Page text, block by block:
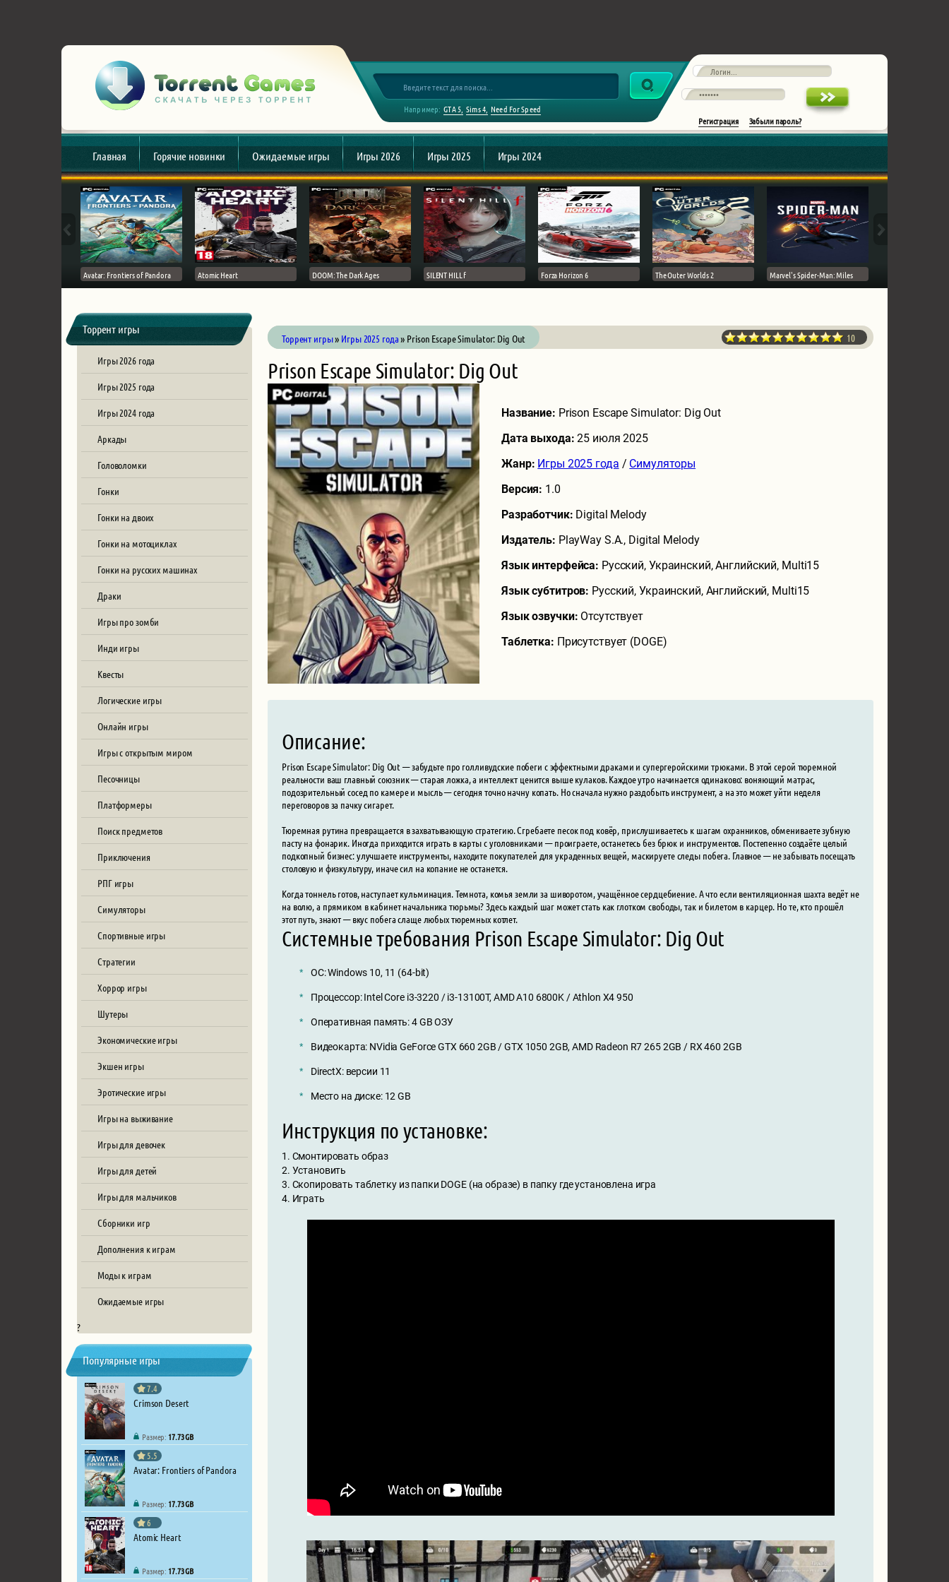
Например: GTA 5 Sims 4 Need For Speed
Регистрация
Забыли пароль?
Главная Горячие новинки Ожидаемые игры Игры 2026 Игры 2025 Игры 2024
Avatar: Frontiers of Pandora Atomic Heart DOOM: The Dark Ages SILENT HILL f Forza Horizon 6 The Outer Worlds 2 Marvel's Spider-Man: Miles
Торрент игры
Игры 2026 года
Игры 2025 года
Игры 2024 года
Аркады
Головоломки
Гонки
Гонки на двоих
Гонки на мотоциклах
Гонки на русских машинах
Драки
Игры про зомби
Инди игры
Квесты
Логические игры
Онлайн игры
Игры с открытым миром
Песочницы
Платформеры
Поиск предметов
Приключения
РПГ игры
Симуляторы
Спортивные игры
Стратегии
Хоррор игры
Шутеры
Экономические игры
Экшен игры
Эротические игры
Игры на выживание
Игры для девочек
Игры для детей
Игры для мальчиков
Сборники игр
Дополнения к играм
Моды к играм
Ожидаемые игры
?
Популярные игры
7.4
Crimson Desert
Размер: 17.73 GB
5.5
Avatar: Frontiers of Pandora
Размер: 17.73 GB
6
Atomic Heart
Размер: 17.73 GB
Торрент игры» Игры 2025 года» Prison Escape Simulator: Dig Out 10
Prison Escape Simulator: Dig Out
Название: Prison Escape Simulator: Dig Out
Дата выхода:25 июля 2025
Жанр: Игры 2025 года / Симуляторы
Версия: 1.0
Разработчик: Digital Melody
Издатель: PlayWay S.A., Digital Melody
Язык интерфейса: Русский, Украинский, Английский, Multi15
Язык субтитров: Русский, Украинский, Английский, Multi15
Язык озвучки: Отсутствует
Таблетка: Присутствует (DOGE)
Описание:
Prison Escape Simulator: Dig Out — забудьте про голливудские побеги с эффектными драками и супергеройскими трюками. В этой серой тюремной
реальности ваш главный союзник — старая ложка, а интеллект ценится выше кулаков. Каждое утро начинается одинаково: воняющий матрас,
подозрительный сосед по камере и мысль — сегодня точно начну копать. Но сначала нужно раздобыть инструмент, а на это может уйти неделя
переговоров за пачку сигарет.
Тюремная рутина превращается в захватывающую стратегию. Сгребаете песок под ковёр, прислушиваетесь к шагам охранников, обмениваете зубную
пасту на фонарик. Иногда приходится играть в карты с уголовниками — проиграете, останетесь без брюк и инструментов. Постепенно создаёте целый
подкопный бизнес: улучшаете инструменты, находите покупателей для украденных вещей, маскируете следы побега. Главное — не забывать посещать
столовую и физкультуру, иначе сил на копание не останется.
Когда тоннель готов, наступает кульминация. Темнота, комья земли за шиворотом, учащённое сердцебиение. А что если вентиляционная шахта ведёт не
на волю, а прямиком в кабинет начальника тюрьмы? Здесь каждый шаг может стать как глотком свободы, так и билетом в карцер. Но те, кто прошёл
этот путь, знают — вкус побега слаще любых тюремных котлет.
Системные требования Prison Escape Simulator: Dig Out
ОС: Windows 10, 11 (64-bit)
Процессор: Intel Core i3-3220 / i3-13100T, AMD A10 6800K / Athlon X4 950
Оперативная память: 4 GB ОЗУ
Видеокарта: NVidia GeForce GTX 660 2GB / GTX 1050 2GB, AMD Radeon R7 265 2GB / RX 460 2GB
DirectX: версии 11
Место на диске: 12 GB
Инструкция по установке:
1. Смонтировать образ
2. Установить
3. Скопировать таблетку из папки DOGE (на образе) в папку где установлена игра
4. Играть